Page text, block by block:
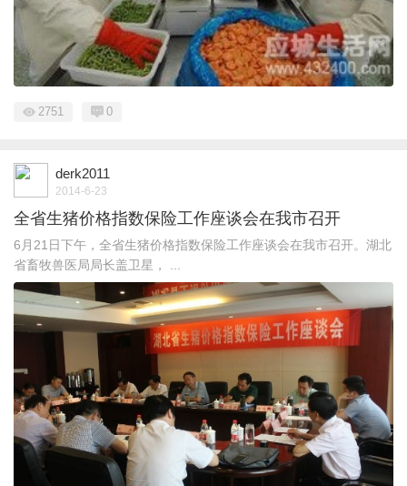
2751 0
derk2011
2014-6-23
全省生猪价格指数保险工作座谈会在我市召开
6月21日下午，全省生猪价格指数保险工作座谈会在我市召开。湖北
省畜牧兽医局局长盖卫星， ...